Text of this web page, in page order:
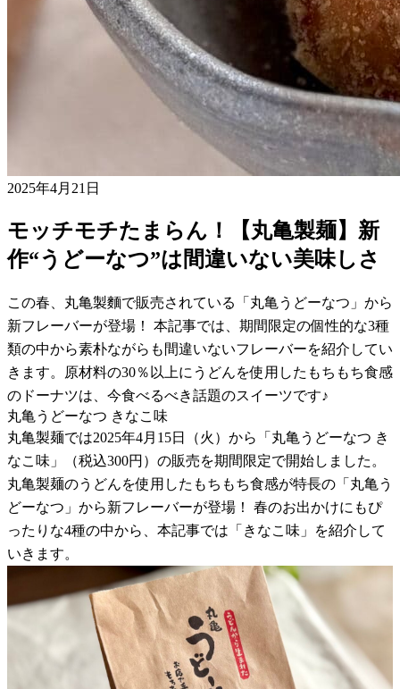
2025年4月21日
モッチモチたまらん！【丸亀製麺】新
作“うどーなつ”は間違いない美味しさ
この春、丸亀製麵で販売されている「丸亀うどーなつ」から
新フレーバーが登場！ 本記事では、期間限定の個性的な3種
類の中から素朴ながらも間違いないフレーバーを紹介してい
きます。原材料の30％以上にうどんを使用したもちもち食感
のドーナツは、今食べるべき話題のスイーツです♪
丸亀うどーなつ きなこ味
丸亀製麺では2025年4月15日（火）から「丸亀うどーなつ き
なこ味」（税込300円）の販売を期間限定で開始しました。
丸亀製麺のうどんを使用したもちもち食感が特長の「丸亀う
どーなつ」から新フレーバーが登場！ 春のお出かけにもぴ
ったりな4種の中から、本記事では「きなこ味」を紹介して
いきます。